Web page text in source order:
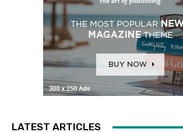
LATEST ARTICLES